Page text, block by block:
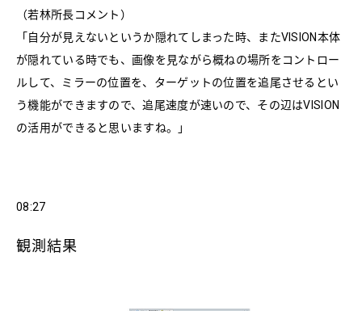
（若林所長コメント）
「自分が見えないというか隠れてしまった時、またVISION本体
が隠れている時でも、画像を見ながら概ねの場所をコントロー
ルして、ミラーの位置を、ターゲットの位置を追尾させるとい
う機能ができますので、追尾速度が速いので、その辺はVISION
の活用ができると思いますね。」
08:27
観測結果